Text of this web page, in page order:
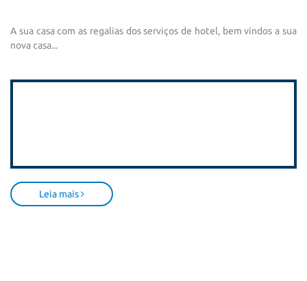
A sua casa com as regalias dos serviços de hotel, bem vindos a sua
nova casa...
Leia mais